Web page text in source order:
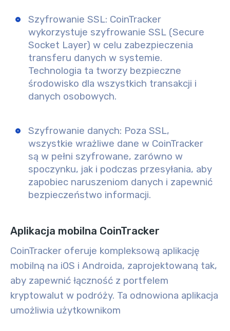
Szyfrowanie SSL: CoinTracker
wykorzystuje szyfrowanie SSL (Secure
Socket Layer) w celu zabezpieczenia
transferu danych w systemie.
Technologia ta tworzy bezpieczne
środowisko dla wszystkich transakcji i
danych osobowych.
Szyfrowanie danych: Poza SSL,
wszystkie wrażliwe dane w CoinTracker
są w pełni szyfrowane, zarówno w
spoczynku, jak i podczas przesyłania, aby
zapobiec naruszeniom danych i zapewnić
bezpieczeństwo informacji.
Aplikacja mobilna CoinTracker
CoinTracker oferuje kompleksową aplikację
mobilną na iOS i Androida, zaprojektowaną tak,
aby zapewnić łączność z portfelem
kryptowalut w podróży. Ta odnowiona aplikacja
umożliwia użytkownikom